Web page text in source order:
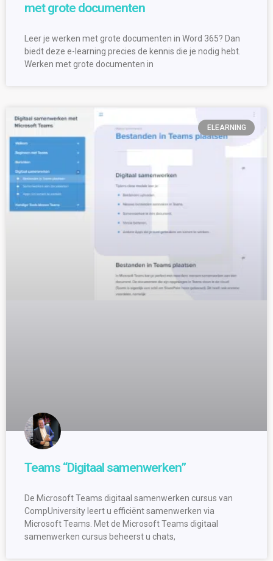
met grote documenten
Leer je werken met grote documenten in Word 365? Dan
biedt deze e-learning precies de kennis die je nodig hebt.
Werken met grote documenten in
ELEARNING
Teams “Digitaal samenwerken”
De Microsoft Teams digitaal samenwerken cursus van
CompUniversity leert u efficiënt samenwerken via
Microsoft Teams. Met de Microsoft Teams digitaal
samenwerken cursus beheerst u chats,